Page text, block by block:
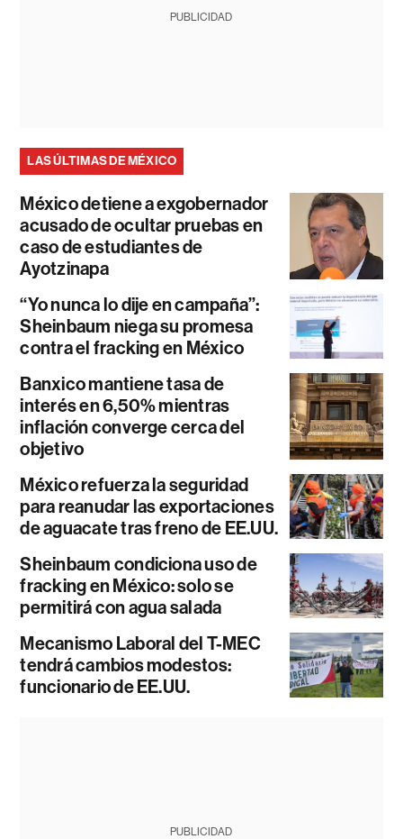
PUBLICIDAD
LAS ÚLTIMAS DE MÉXICO
México detiene a exgobernador
acusado de ocultar pruebas en
caso de estudiantes de
Ayotzinapa
“Yo nunca lo dije en campaña”:
Sheinbaum niega su promesa
contra el fracking en México
Banxico mantiene tasa de
interés en 6,50% mientras
inflación converge cerca del
objetivo
México refuerza la seguridad
para reanudar las exportaciones
de aguacate tras freno de EE.UU.
Sheinbaum condiciona uso de
fracking en México: solo se
permitirá con agua salada
Mecanismo Laboral del T-MEC
tendrá cambios modestos:
funcionario de EE.UU.
PUBLICIDAD